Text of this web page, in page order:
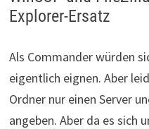
Explorer-Ersatz
Als Commander würden
eigentlich eignen. Aber
Ordner nur einen Server
angeben. Aber da es sich